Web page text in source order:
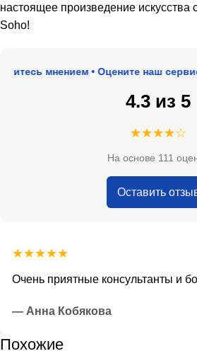
настоящее произведение искусства
Soho!
мнением • Оцените наш сервис
4.3 из 5
★★★★☆
На основе 111
Оставить
★★★★★
Очень приятные консультанты и
— Анна Кобякова
Похожие